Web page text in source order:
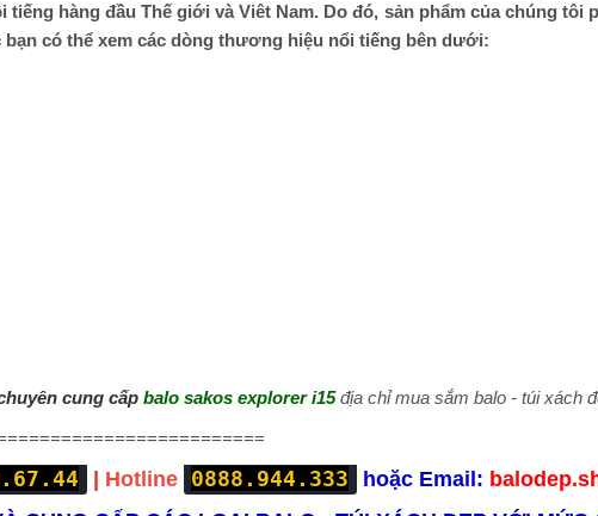
hàng đầu Thế giới và Viêt Nam. Do đó, sản phẩm của chúng tôi
có thể xem các dòng thương hiệu nổi tiếng bên dưới:
cung cấp balo sakos explorer i15 địa chỉ mua sắm balo - túi xách
| Hotline 0888.944.333 hoặc Email: